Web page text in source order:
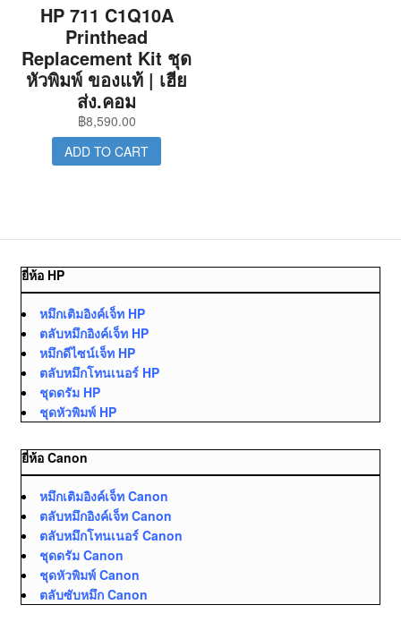
HP 711 C1Q10A
Printhead
Replacement Kit ชุด
หัวพิมพ์ ของแท้ | เฮีย
ส่ง.คอม
฿8,590.00
ADD TO CART
ยี่ห้อ HP
หมึกเติมอิงค์เจ็ท HP
ตลับหมึกอิงค์เจ็ท HP
หมึกดีไซน์เจ็ท HP
ตลับหมึกโทนเนอร์ HP
ชุดดรัม HP
ชุดหัวพิมพ์ HP
ยี่ห้อ Canon
หมึกเติมอิงค์เจ็ท Canon
ตลับหมึกอิงค์เจ็ท Canon
ตลับหมึกโทนเนอร์ Canon
ชุดดรัม Canon
ชุดหัวพิมพ์ Canon
ตลับซับหมึก Canon